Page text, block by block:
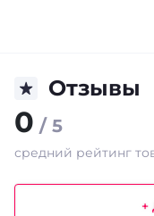
Отзывы
0 / 5
средний рейтинг
+